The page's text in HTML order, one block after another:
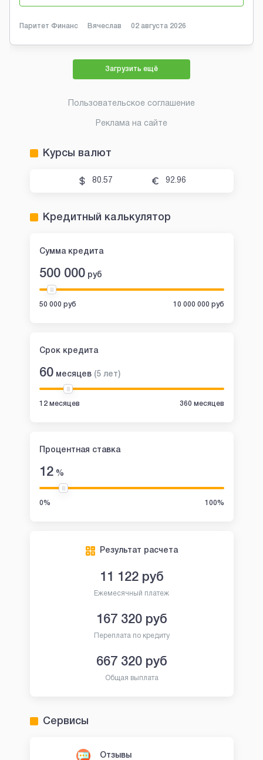
Паритет Финанс Вячеслав 02 августа 2026
Загрузить ещё
Пользовательское соглашение
Реклама на сайте
Курсы валют
80.57 92.96
Кредитный калькулятор
Сумма кредита
500 000 руб
50 000 руб 10 000 000 руб
Срок кредита
60 месяцев (5 лет)
12 месяцев 360 месяцев
Процентная ставка
12%
0% 100%
Результат расчета
11 122руб
Ежемесячный платеж
167 320руб
Переплата по кредиту
667 320руб
Общая выплата
Сервисы
Отзывы